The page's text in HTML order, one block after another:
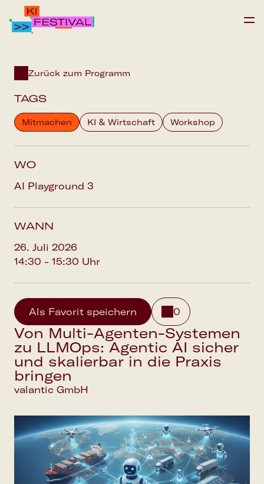
FAQS
Zurück zum Programm
TAGS
Mitmachen KI & Wirtschaft Workshop
WO
AI Playground 3
WANN
26. Juli 2026
14:30 - 15:30 Uhr
Als Favorit speichern 0
Von Multi-Agenten-Systemen
zu LLMOps: Agentic AI sicher
und skalierbar in die Praxis
bringen
valantic GmbH